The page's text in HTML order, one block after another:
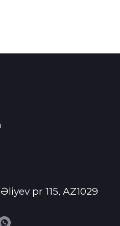
pr 115, AZ1029